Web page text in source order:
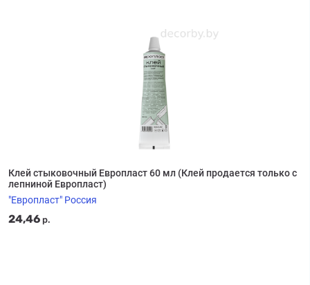
Клей стыковочный Европласт 60 мл (Клей продается только с
лепниной Европласт)
"Европласт" Россия
24,46 р.